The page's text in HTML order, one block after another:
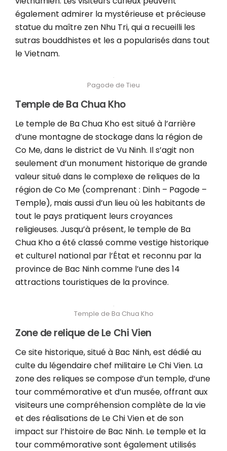
également admirer la mystérieuse et précieuse
statue du maître zen Nhu Tri, qui a recueilli les
sutras bouddhistes et les a popularisés dans tout
le Vietnam.
Pagode de Tieu
Temple de Ba Chua Kho
Le temple de Ba Chua Kho est situé à l’arrière
d’une montagne de stockage dans la région de
Co Me, dans le district de Vu Ninh. Il s’agit non
seulement d’un monument historique de grande
valeur situé dans le complexe de reliques de la
région de Co Me (comprenant : Dinh – Pagode –
Temple), mais aussi d’un lieu où les habitants de
tout le pays pratiquent leurs croyances
religieuses. Jusqu’à présent, le temple de Ba
Chua Kho a été classé comme vestige historique
et culturel national par l’État et reconnu par la
province de Bac Ninh comme l’une des 14
attractions touristiques de la province.
Temple de Ba Chua Kho
Zone de relique de Le Chi Vien
Ce site historique, situé à Bac Ninh, est dédié au
culte du légendaire chef militaire Le Chi Vien. La
zone des reliques se compose d’un temple, d’une
tour commémorative et d’un musée, offrant aux
visiteurs une compréhension complète de la vie
et des réalisations de Le Chi Vien et de son
impact sur l’histoire de Bac Ninh. Le temple et la
tour commémorative sont également utilisés